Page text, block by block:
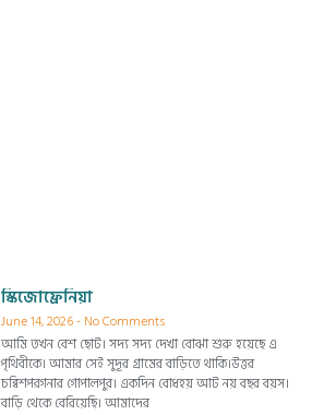
স্কিজোফ্রেনিয়া
June 14, 2026 No Comments
আমি তখন বেশ ছোট। সদ্য সদ্য দেখা বোঝা শুরু হয়েছে এ
পৃথিবীকে। আমার সেই সুদূর গ্রামের বাড়িতে থাকি।উত্তর
চব্বিশপরগনার গোপালপুর। একদিন বোধহয় আট নয় বছর বয়স।
বাড়ি থেকে বেরিয়েছি। আমাদের